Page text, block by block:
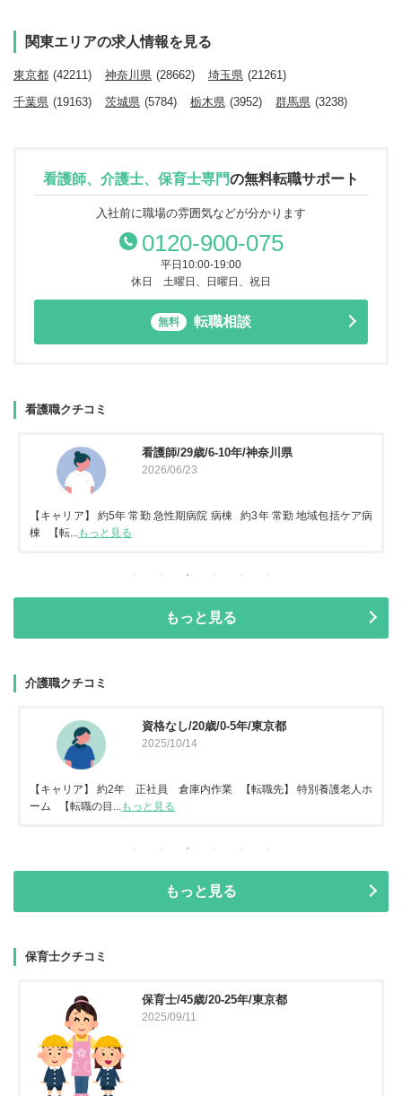
関東エリアの求人情報を見る
東京都 (42211) 神奈川県 (28662) 埼玉県 (21261)
千葉県 (19163) 茨城県 (5784) 栃木県 (3952) 群馬県 (3238)
看護師、介護士、保育士専門の無料転職サポート
入社前に職場の雰囲気などが分かります
0120-900-075
平日10:00-19:00
休日 土曜日、日曜日、祝日
無料 転職相談
看護職クチコミ
看護師/29歳/6-10年/神奈川県
2026/06/23
【キャリア】 約5年 常勤 急性期病院 病棟 約3年 常勤 地域包括ケア病
棟 【転...
もっと見る
もっと見る
介護職クチコミ
資格なし/20歳/0-5年/東京都
2025/10/14
【キャリア】 約2年 正社員 倉庫内作業 【転職先】 特別養護老人ホ
ーム 【転職の目...
もっと見る
もっと見る
保育士クチコミ
保育士/45歳/20-25年/東京都
2025/09/11